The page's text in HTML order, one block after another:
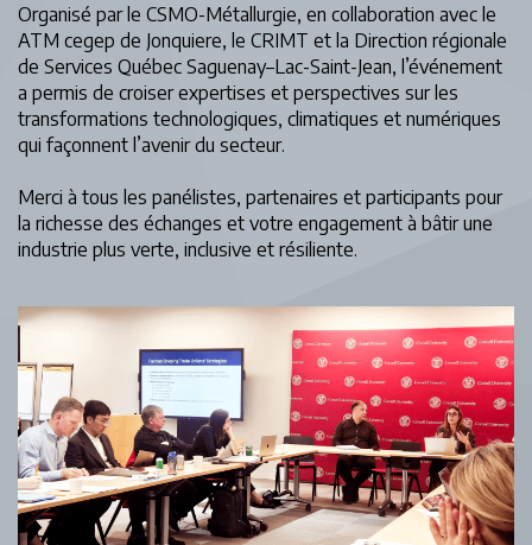
Organisé par le CSMO-Métallurgie, en collaboration avec le
ATM cegep de Jonquiere, le CRIMT et la Direction régionale
de Services Québec Saguenay–Lac-Saint-Jean, l’événement
a permis de croiser expertises et perspectives sur les
transformations technologiques, climatiques et numériques
qui façonnent l’avenir du secteur.
Merci à tous les panélistes, partenaires et participants pour
la richesse des échanges et votre engagement à bâtir une
industrie plus verte, inclusive et résiliente.